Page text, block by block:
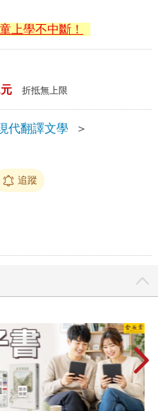
上學不中斷！
折抵無上限
代翻譯文學
＞
追蹤